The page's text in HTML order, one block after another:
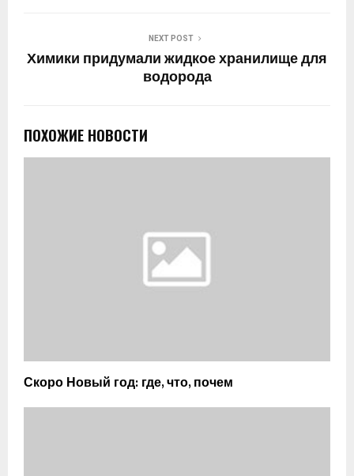
NEXT POST
Химики придумали жидкое хранилище для
водорода
ПОХОЖИЕ НОВОСТИ
Скоро Новый год: где, что, почем